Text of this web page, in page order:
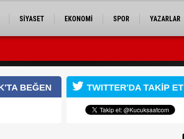
SİYASET EKONOMİ SPOR YAZARLAR
BEĞEN TWITTER'DA TAKİP ET